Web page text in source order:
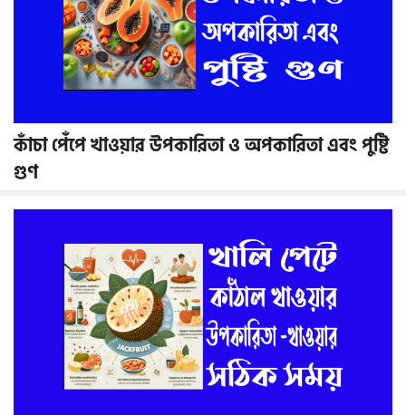
কাঁচা পেঁপে খাওয়ার উপকারিতা ও অপকারিতা এবং পুষ্টি
গুণ